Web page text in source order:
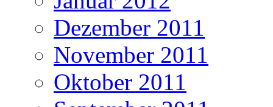
Dezember 2011
November 2011
Oktober 2011